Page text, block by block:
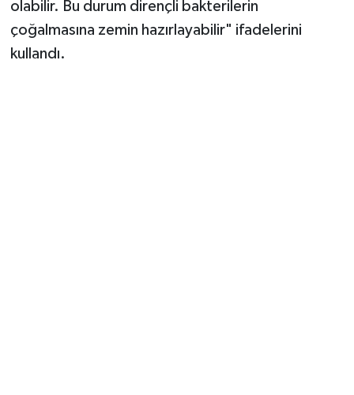
olabilir. Bu durum dirençli bakterilerin
çoğalmasına zemin hazırlayabilir" ifadelerini
kullandı.